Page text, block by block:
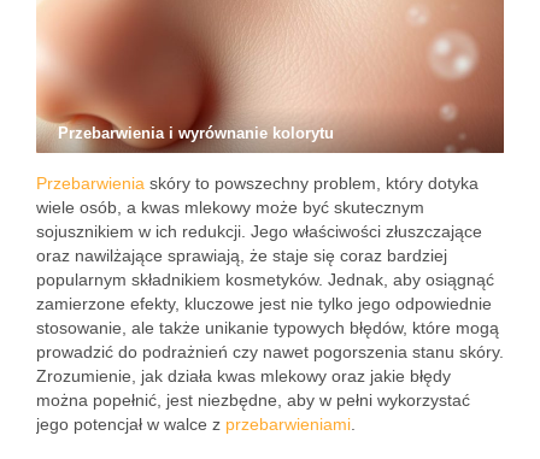
Przebarwienia i wyrównanie kolorytu
Przebarwienia skóry to powszechny problem, który dotyka
wiele osób, a kwas mlekowy może być skutecznym
sojusznikiem w ich redukcji. Jego właściwości złuszczające
oraz nawilżające sprawiają, że staje się coraz bardziej
popularnym składnikiem kosmetyków. Jednak, aby osiągnąć
zamierzone efekty, kluczowe jest nie tylko jego odpowiednie
stosowanie, ale także unikanie typowych błędów, które mogą
prowadzić do podrażnień czy nawet pogorszenia stanu skóry.
Zrozumienie, jak działa kwas mlekowy oraz jakie błędy
można popełnić, jest niezbędne, aby w pełni wykorzystać
jego potencjał w walce z przebarwieniami